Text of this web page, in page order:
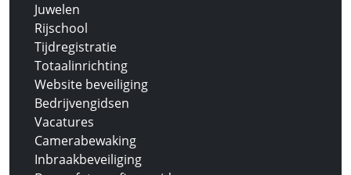
Juwelen
Rijschool
Tijdregistratie
Totaalinrichting
Website beveiliging
Bedrijvengidsen
Vacatures
Camerabewaking
Inbraakbeveiliging